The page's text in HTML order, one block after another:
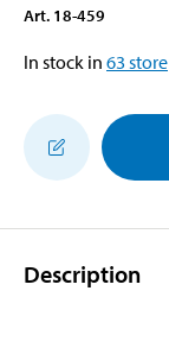
Art. 18-459
In stock in 63 store
Description